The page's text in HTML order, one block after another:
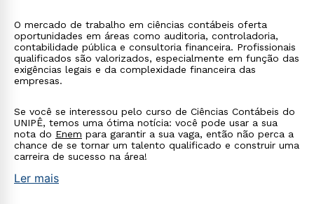
O mercado de trabalho em ciências contábeis oferta
oportunidades em áreas como auditoria, controladoria,
contabilidade pública e consultoria financeira. Profissionais
qualificados são valorizados, especialmente em função das
exigências legais e da complexidade financeira das
empresas.
Se você se interessou pelo curso de Ciências Contábeis do
UNIPÊ, temos uma ótima notícia: você pode usar a sua
nota do Enem para garantir a sua vaga, então não perca a
chance de se tornar um talento qualificado e construir uma
carreira de sucesso na área!
Ler mais